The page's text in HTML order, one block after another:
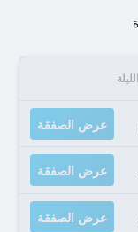
عرض الصفقة
عرض الصفقة
عرض الصفقة